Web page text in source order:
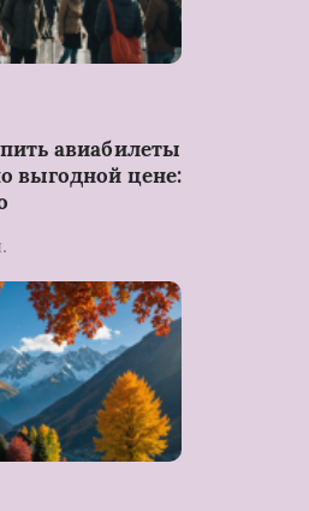
авиабилеты
выгодной цене: